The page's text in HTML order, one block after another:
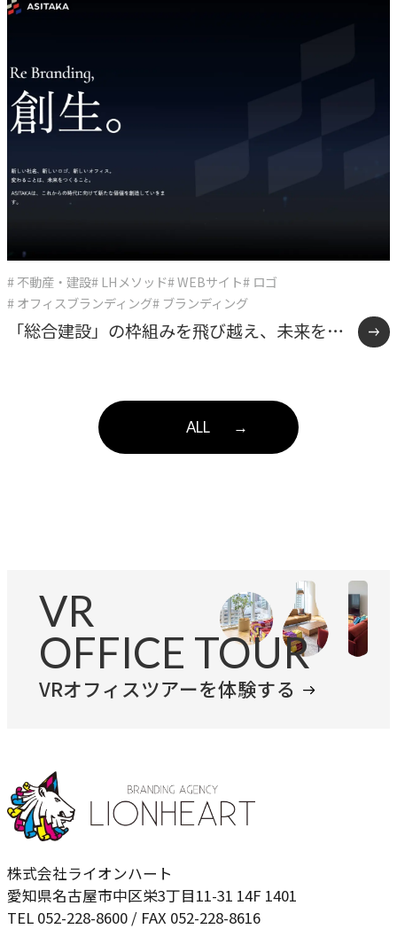
# 不動産・建設# LHメソッド# WEBサイト# ロゴ
# オフィスブランディング# ブランディング
「総合建設」の枠組みを飛び越え、未来をデ
学と「余白」を体現したASITAKAのリブラン
ALL →
VR
OFFICE TOUR
VRオフィスツアーを体験する
株式会社ライオンハート
愛知県名古屋市中区栄3丁目11-31 14F 1401
TEL 052-228-8600 / FAX 052-228-8616